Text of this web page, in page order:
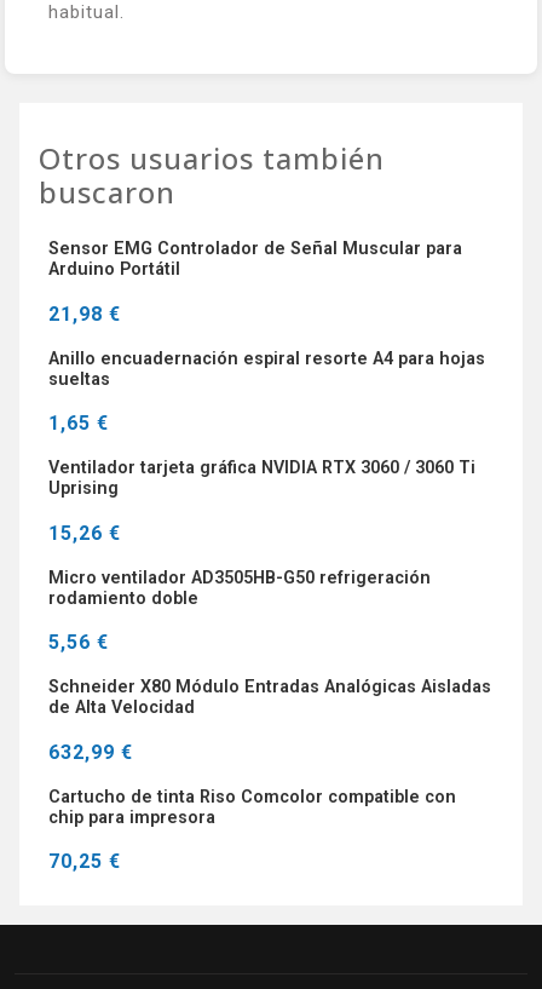
habitual.
Otros usuarios también
buscaron
Sensor EMG Controlador de Señal Muscular para
Arduino Portátil
21,98 €
Anillo encuadernación espiral resorte A4 para hojas
sueltas
1,65 €
Ventilador tarjeta gráfica NVIDIA RTX 3060 / 3060 Ti
Uprising
15,26 €
Micro ventilador AD3505HB-G50 refrigeración
rodamiento doble
5,56 €
Schneider X80 Módulo Entradas Analógicas Aisladas
de Alta Velocidad
632,99 €
Cartucho de tinta Riso Comcolor compatible con
chip para impresora
70,25 €